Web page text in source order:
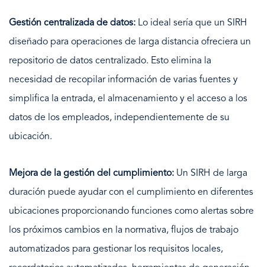
Gestión centralizada de datos: Lo ideal sería que un SIRH
diseñado para operaciones de larga distancia ofreciera un
repositorio de datos centralizado. Esto elimina la
necesidad de recopilar información de varias fuentes y
simplifica la entrada, el almacenamiento y el acceso a los
datos de los empleados, independientemente de su
ubicación.
Mejora de la gestión del cumplimiento: Un SIRH de larga
duración puede ayudar con el cumplimiento en diferentes
ubicaciones proporcionando funciones como alertas sobre
los próximos cambios en la normativa, flujos de trabajo
automatizados para gestionar los requisitos locales,